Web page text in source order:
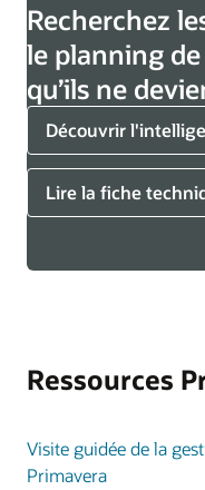
Recherchez
le planning
qu’ils ne
Découvrir
Lire la fiche
Ressources
Visite guidée de la
Primavera